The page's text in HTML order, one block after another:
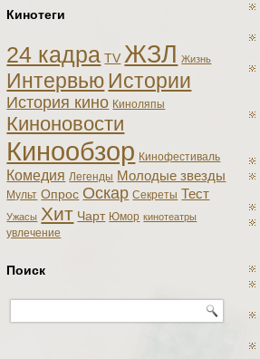
Кинотеги
24 кадра TV ЖЗЛ Жизнь
Интервью Истории
История кино Киноляпы
Киноновости
Кинообзор Кинофестиваль
Комедия Легенды Молодые звезды
Мульт Опрос Оскар Секреты Тест
Ужасы Хит Чарт Юмор кинотеатры
увлечение
Поиск